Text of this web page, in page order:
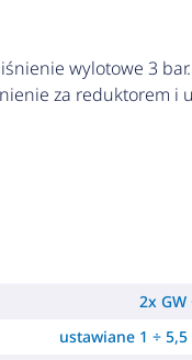
wylotowe 3 bar.
za reduktorem i
2x GW
ustawiane 1 ÷